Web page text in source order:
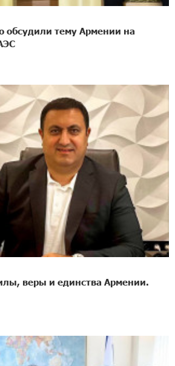
обсудили тему Армении на
веры и единства Армении.